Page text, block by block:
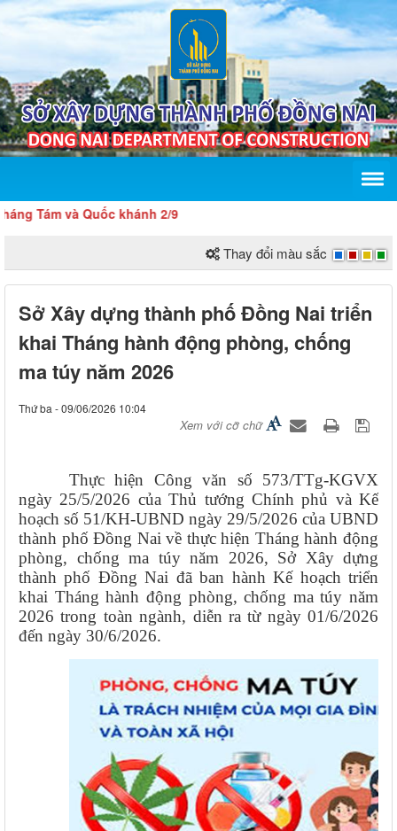
và Quốc khánh 2/9
Thay đổi màu sắc
Sở Xây dựng thành phố Đồng Nai triển
khai Tháng hành động phòng, chống
ma túy năm 2026
Thứ ba - 09/06/2026 10:04
Xem với cỡ chữ
Thực hiện Công văn số 573/TTg-KGVX
ngày 25/5/2026 của Thủ tướng Chính phủ và Kế
hoạch số 51/KH-UBND ngày 29/5/2026 của UBND
thành phố Đồng Nai về thực hiện Tháng hành động
phòng, chống ma túy năm 2026, Sở Xây dựng
thành phố Đồng Nai đã ban hành Kế hoạch triển
khai Tháng hành động phòng, chống ma túy năm
2026 trong toàn ngành, diễn ra từ ngày 01/6/2026
đến ngày 30/6/2026.